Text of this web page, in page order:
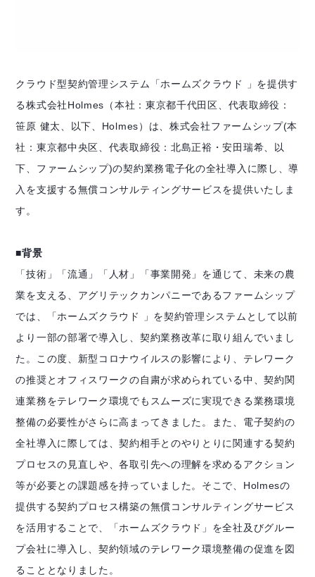
クラウド型契約管理システム「ホームズクラウド 」を提供す
る株式会社Holmes（本社：東京都千代田区、代表取締役：
笹原 健太、以下、Holmes）は、株式会社ファームシップ(本
社：東京都中央区、代表取締役：北島正裕・安田瑞希、以
下、ファームシップ)の契約業務電子化の全社導入に際し、導
入を支援する無償コンサルティングサービスを提供いたしま
す。
■背景
「技術」「流通」「人材」「事業開発」を通じて、未来の農
業を支える、アグリテックカンパニーであるファームシップ
では、「ホームズクラウド 」を契約管理システムとして以前
より一部の部署で導入し、契約業務改革に取り組んでいまし
た。この度、新型コロナウイルスの影響により、テレワーク
の推奨とオフィスワークの自粛が求められている中、契約関
連業務をテレワーク環境でもスムーズに実現できる業務環境
整備の必要性がさらに高まってきました。また、電子契約の
全社導入に際しては、契約相手とのやりとりに関連する契約
プロセスの見直しや、各取引先への理解を求めるアクション
等が必要との課題感を持っていました。そこで、Holmesの
提供する契約プロセス構築の無償コンサルティングサービス
を活用することで、「ホームズクラウド」を全社及びグルー
プ会社に導入し、契約領域のテレワーク環境整備の促進を図
ることとなりました。